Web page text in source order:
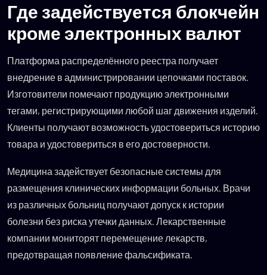
Где задействуется блокчейн
кроме электронных валют
Платформа распределённого реестра получает
внедрение в администрировании цепочками поставок.
Изготовители помечают продукцию электронными
тегами, регистрирующими любой шаг движения изделий.
Клиенты получают возможность удостовериться историю
товара и удостовериться в его достоверности.
Медицина задействует безопасные системы для
размещения клинических информации больных. Врачи
из различных больниц получают допуск к истории
болезни без риска утечки данных. Лекарственные
компании мониторят перемещение лекарств,
предотвращая появление фальсификата.